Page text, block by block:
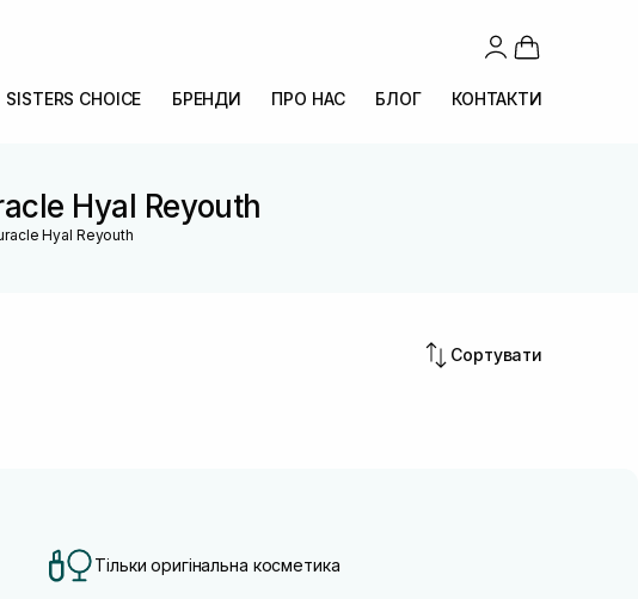
SISTERS CHOICE БРЕНДИ ПРО НАС БЛОГ КОНТАКТИ
Hyal Reyouth
Hyal Reyouth
Сортувати
Тільки оригінальна косметика